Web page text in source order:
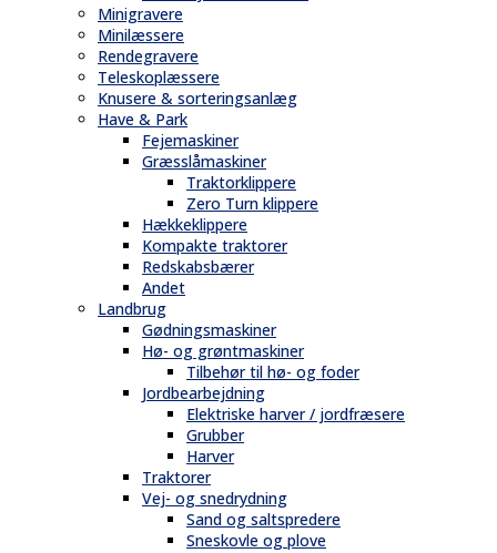
Minigravere
Minilæssere
Rendegravere
Teleskoplæssere
Knusere & sorteringsanlæg
Have & Park
Fejemaskiner
Græsslåmaskiner
Traktorklippere
Zero Turn klippere
Hækkeklippere
Kompakte traktorer
Redskabsbærer
Andet
Landbrug
Gødningsmaskiner
Hø- og grøntmaskiner
Tilbehør til hø- og foder
Jordbearbejdning
Elektriske harver / jordfræsere
Grubber
Harver
Traktorer
Vej- og snedrydning
Sand og saltspredere
Sneskovle og plove